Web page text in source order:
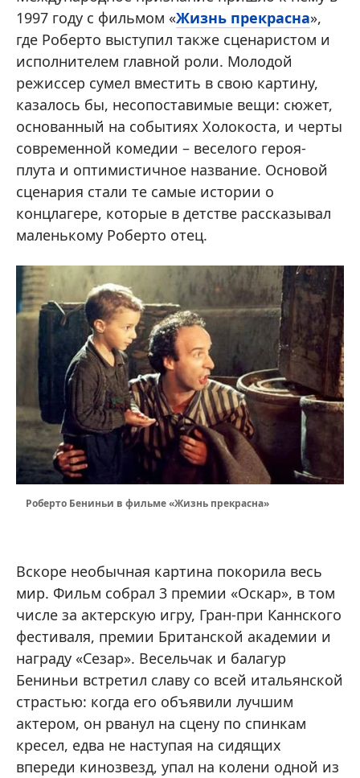
1997 году с фильмом «Жизнь прекрасна»,
где Роберто выступил также сценаристом и
исполнителем главной роли. Молодой
режиссер сумел вместить в свою картину,
казалось бы, несопоставимые вещи: сюжет,
основанный на событиях Холокоста, и черты
современной комедии – веселого героя-
плута и оптимистичное название. Основой
сценария стали те самые истории о
концлагере, которые в детстве рассказывал
маленькому Роберто отец.
Роберто Бениньи в фильме «Жизнь прекрасна»
Вскоре необычная картина покорила весь
мир. Фильм собрал 3 премии «Оскар», в том
числе за актерскую игру, Гран-при Каннского
фестиваля, премии Британской академии и
награду «Сезар». Весельчак и балагур
Бениньи встретил славу со всей итальянской
страстью: когда его объявили лучшим
актером, он рванул на сцену по спинкам
кресел, едва не наступая на сидящих
впереди кинозвезд, упал на колени одной из